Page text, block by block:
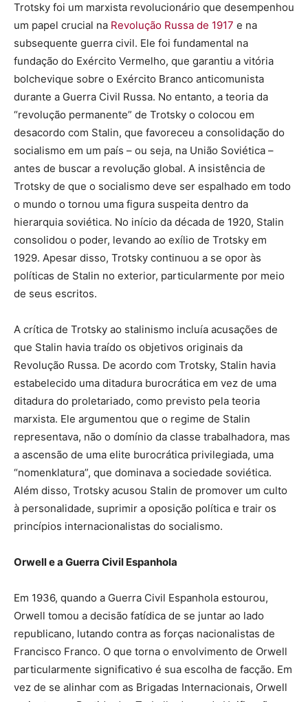
Trotsky foi um marxista revolucionário que desempenhou
um papel crucial na Revolução Russa de 1917 e na
subsequente guerra civil. Ele foi fundamental na
fundação do Exército Vermelho, que garantiu a vitória
bolchevique sobre o Exército Branco anticomunista
durante a Guerra Civil Russa. No entanto, a teoria da
“revolução permanente” de Trotsky o colocou em
desacordo com Stalin, que favoreceu a consolidação do
socialismo em um país – ou seja, na União Soviética –
antes de buscar a revolução global. A insistência de
Trotsky de que o socialismo deve ser espalhado em todo
o mundo o tornou uma figura suspeita dentro da
hierarquia soviética. No início da década de 1920, Stalin
consolidou o poder, levando ao exílio de Trotsky em
1929. Apesar disso, Trotsky continuou a se opor às
políticas de Stalin no exterior, particularmente por meio
de seus escritos.
A crítica de Trotsky ao stalinismo incluía acusações de
que Stalin havia traído os objetivos originais da
Revolução Russa. De acordo com Trotsky, Stalin havia
estabelecido uma ditadura burocrática em vez de uma
ditadura do proletariado, como previsto pela teoria
marxista. Ele argumentou que o regime de Stalin
representava, não o domínio da classe trabalhadora, mas
a ascensão de uma elite burocrática privilegiada, uma
“nomenklatura”, que dominava a sociedade soviética.
Além disso, Trotsky acusou Stalin de promover um culto
à personalidade, suprimir a oposição política e trair os
princípios internacionalistas do socialismo.
Orwell e a Guerra Civil Espanhola
Em 1936, quando a Guerra Civil Espanhola estourou,
Orwell tomou a decisão fatídica de se juntar ao lado
republicano, lutando contra as forças nacionalistas de
Francisco Franco. O que torna o envolvimento de Orwell
particularmente significativo é sua escolha de facção. Em
vez de se alinhar com as Brigadas Internacionais, Orwell